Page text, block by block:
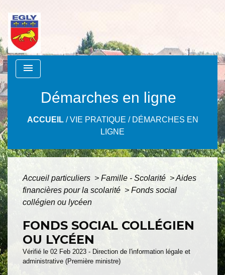
menu
Démarches en ligne
ACCUEIL/VIE PRATIQUE / DÉMARCHES EN
LIGNE
Accueil particuliers > Famille - Scolarité >Aides
financières pour la scolarité > Fonds social
collégien ou lycéen
FONDS SOCIAL COLLÉGIEN
OU LYCÉEN
Vérifié le 02 Feb 2023 - Direction de l'information légale et
administrative (Première ministre)